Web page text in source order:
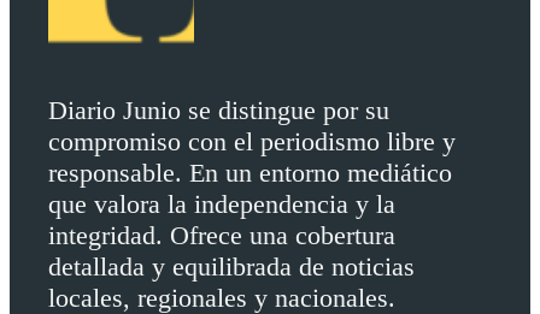
Diario Junio se distingue por su
compromiso con el periodismo libre y
responsable. En un entorno mediático
que valora la independencia y la
integridad. Ofrece una cobertura
detallada y equilibrada de noticias
locales, regionales y nacionales.